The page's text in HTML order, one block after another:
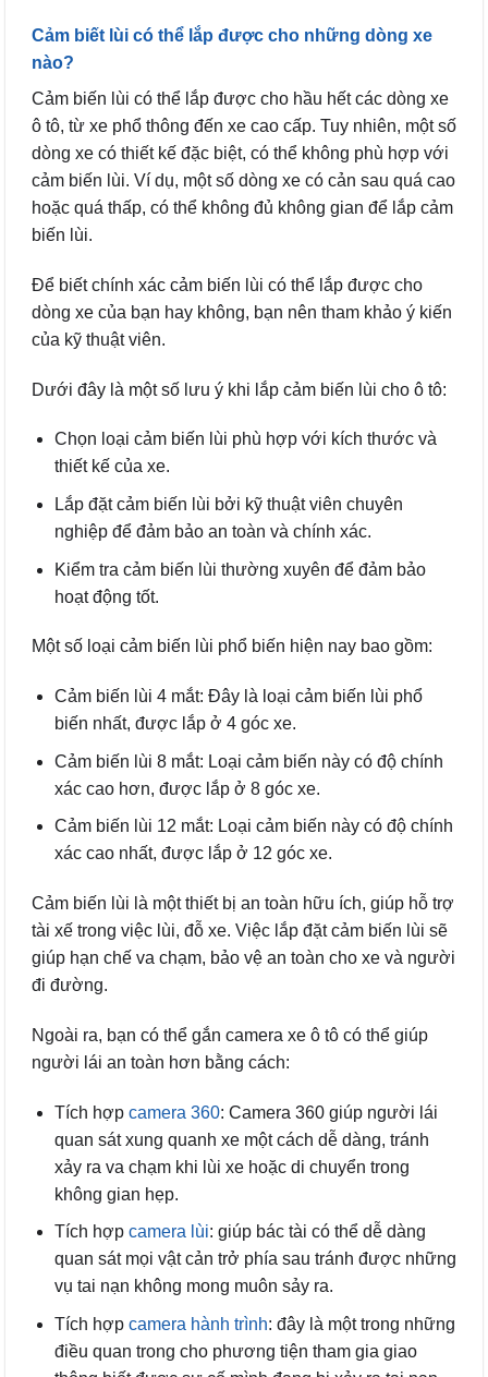
Cảm biết lùi có thể lắp được cho những dòng xe
nào?
Cảm biến lùi có thể lắp được cho hầu hết các dòng xe
ô tô, từ xe phổ thông đến xe cao cấp. Tuy nhiên, một số
dòng xe có thiết kế đặc biệt, có thể không phù hợp với
cảm biến lùi. Ví dụ, một số dòng xe có cản sau quá cao
hoặc quá thấp, có thể không đủ không gian để lắp cảm
biến lùi.
Để biết chính xác cảm biến lùi có thể lắp được cho
dòng xe của bạn hay không, bạn nên tham khảo ý kiến
của kỹ thuật viên.
Dưới đây là một số lưu ý khi lắp cảm biến lùi cho ô tô:
Chọn loại cảm biến lùi phù hợp với kích thước và
thiết kế của xe.
Lắp đặt cảm biến lùi bởi kỹ thuật viên chuyên
nghiệp để đảm bảo an toàn và chính xác.
Kiểm tra cảm biến lùi thường xuyên để đảm bảo
hoạt động tốt.
Một số loại cảm biến lùi phổ biến hiện nay bao gồm:
Cảm biến lùi 4 mắt: Đây là loại cảm biến lùi phổ
biến nhất, được lắp ở 4 góc xe.
Cảm biến lùi 8 mắt: Loại cảm biến này có độ chính
xác cao hơn, được lắp ở 8 góc xe.
Cảm biến lùi 12 mắt: Loại cảm biến này có độ chính
xác cao nhất, được lắp ở 12 góc xe.
Cảm biến lùi là một thiết bị an toàn hữu ích, giúp hỗ trợ
tài xế trong việc lùi, đỗ xe. Việc lắp đặt cảm biến lùi sẽ
giúp hạn chế va chạm, bảo vệ an toàn cho xe và người
đi đường.
Ngoài ra, bạn có thể gắn camera xe ô tô có thể giúp
người lái an toàn hơn bằng cách:
Tích hợp camera 360: Camera 360 giúp người lái
quan sát xung quanh xe một cách dễ dàng, tránh
xảy ra va chạm khi lùi xe hoặc di chuyển trong
không gian hẹp.
Tích hợp camera lùi: giúp bác tài có thể dễ dàng
quan sát mọi vật cản trở phía sau tránh được những
vụ tai nạn không mong muôn sảy ra.
Tích hợp camera hành trình: đây là một trong những
điều quan trong cho phương tiện tham gia giao